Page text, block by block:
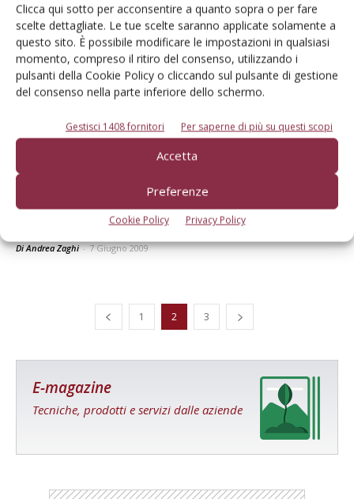
Clicca qui sotto per acconsentire a quanto sopra o per fare
scelte dettagliate. Le tue scelte saranno applicate solamente a
questo sito. È possibile modificare le impostazioni in qualsiasi
momento, compreso il ritiro del consenso, utilizzando i
pulsanti della Cookie Policy o cliccando sul pulsante di gestione
del consenso nella parte inferiore dello schermo.
Gestisci 1408 fornitori Per saperne di più su questi scopi
Accetta
Preferenze
Cookie Policy Privacy Policy
Di Gianni Gnudi - Terra e Vita- 15 Febbraio 2010
I conti in tasca al business del biogas
Di Andrea Zaghi- 7 Giugno 2009
1 2 3
E-magazine
Tecniche, prodotti e servizi dalle aziende